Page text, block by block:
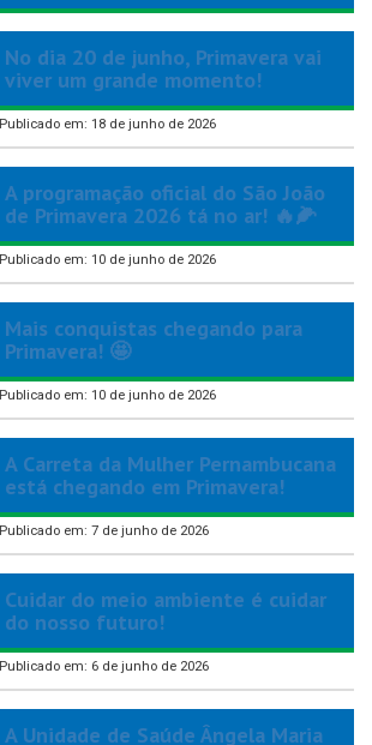
No dia 20 de junho, Primavera vai
viver um grande momento!
Publicado em: 18 de junho de 2026
A programação oficial do São João
de Primavera 2026 tá no ar! 🔥🌽
Publicado em: 10 de junho de 2026
Mais conquistas chegando para
Primavera! 🤩
Publicado em: 10 de junho de 2026
A Carreta da Mulher Pernambucana
está chegando em Primavera!
Publicado em: 7 de junho de 2026
Cuidar do meio ambiente é cuidar
do nosso futuro!
Publicado em: 6 de junho de 2026
A Unidade de Saúde Ângela Maria